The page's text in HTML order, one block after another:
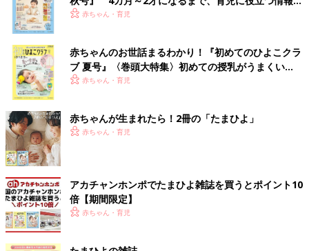
いっぱい！
赤ちゃん・育児
赤ちゃんのお世話まるわかり！『初めてのひよこクラ
ブ 夏号』〈巻頭大特集〉初めての授乳がうまくい
く！ おっぱい・ミルクの基本と夏のトラブル 解決テ
赤ちゃん・育児
赤ちゃんが生まれたら！2冊の「たまひよ」
赤ちゃん・育児
アカチャンホンポでたまひよ雑誌を買うとポイント10
倍【期間限定】
赤ちゃん・育児